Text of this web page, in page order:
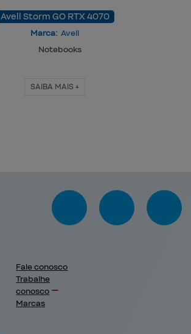
Avell Storm GO RTX 4070
Marca: Avell
Notebooks
SAIBA MAIS +
Fale conosco
Trabalhe
conosco
Marcas